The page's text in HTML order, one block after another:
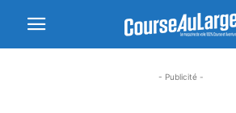
- Publicité -